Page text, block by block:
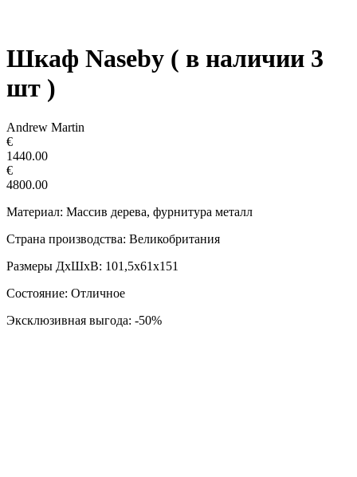
Шкаф Naseby ( в наличии 3
шт )
Andrew Martin
€
1440.00
€
4800.00
Материал: Массив дерева, фурнитура металл
Страна производства: Великобритания
Размеры ДxШxВ: 101,5х61х151
Состояние: Отличное
Эксклюзивная выгода: -50%